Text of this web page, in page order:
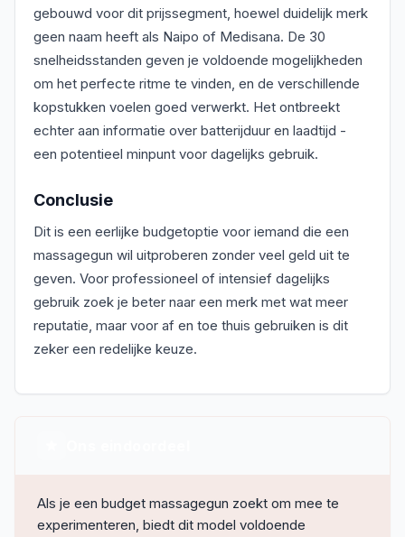
gebouwd voor dit prijssegment, hoewel duidelijk merk
geen naam heeft als Naipo of Medisana. De 30
snelheidsstanden geven je voldoende mogelijkheden
om het perfecte ritme te vinden, en de verschillende
kopstukken voelen goed verwerkt. Het ontbreekt
echter aan informatie over batterijduur en laadtijd -
een potentieel minpunt voor dagelijks gebruik.
Conclusie
Dit is een eerlijke budgetoptie voor iemand die een
massagegun wil uitproberen zonder veel geld uit te
geven. Voor professioneel of intensief dagelijks
gebruik zoek je beter naar een merk met wat meer
reputatie, maar voor af en toe thuis gebruiken is dit
zeker een redelijke keuze.
Als je een budget massagegun zoekt om mee te
experimenteren, biedt dit model voldoende